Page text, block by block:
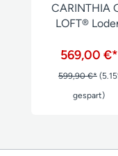
CARINTHIA
LOFT®
569,00 €*
599,90 €*
gespart)